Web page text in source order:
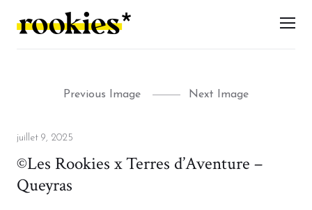
LES ROOKIES
Previous Image Next Image
Posted
juillet 9, 2025
©Les Rookies x Terres d’Aventure –
Queyras